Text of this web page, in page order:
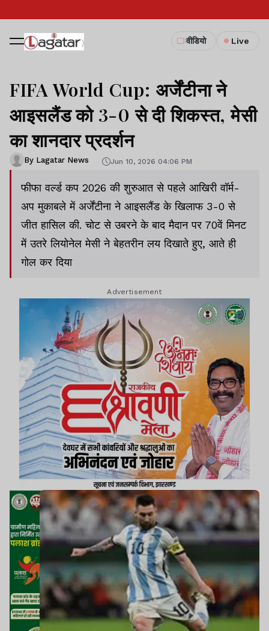
वीडियो Live
FIFA World Cup: अर्जेंटीना ने
आइसलैंड को 3-0 से दी शिकस्त, मेसी
का शानदार प्रदर्शन
By Lagatar News Jun 10, 2026 04:06 PM
फीफा वर्ल्ड कप 2026 की शुरुआत से पहले आखिरी वॉर्म-
अप मुकाबले में अर्जेंटीना ने आइसलैंड के खिलाफ 3-0 से
जीत हासिल की. चोट से उबरने के बाद मैदान पर 70वें मिनट
में उतरे लियोनेल मेसी ने बेहतरीन लय दिखाते हुए, आते ही
गोल कर दिया
Advertisement